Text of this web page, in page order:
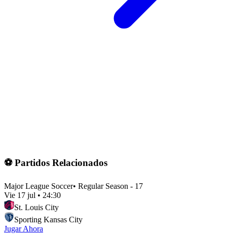
⚽ Partidos Relacionados
Major League Soccer• Regular Season - 17
Vie 17 jul • 24:30
St. Louis City
Sporting Kansas City
Jugar Ahora